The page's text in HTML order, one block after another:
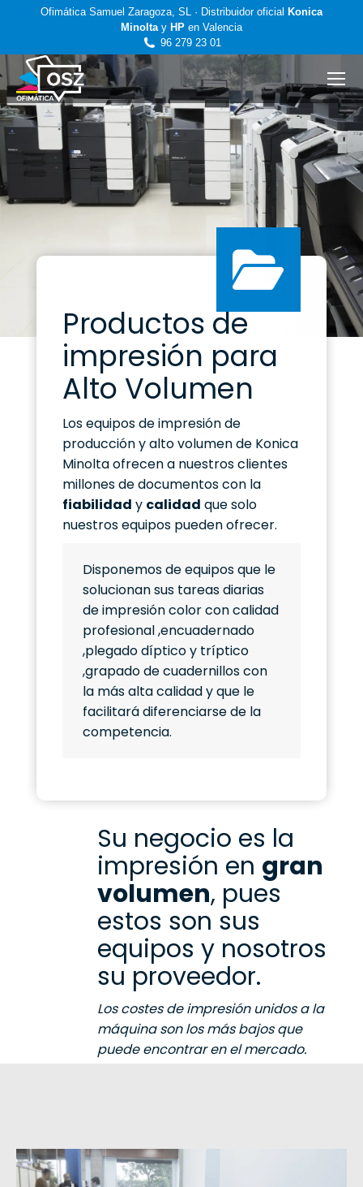
Ofimática Samuel Zaragoza, SL · Distribuidor oficial Konica
Minoltay HP en Valencia
96 279 23 01
Productos de
impresión para
Alto Volumen
Los equipos de impresión de
producción y alto volumen de Konica
Minolta ofrecen a nuestros clientes
millones de documentos con la
fiabilidad y calidad que solo
nuestros equipos pueden ofrecer.
Disponemos de equipos que le
solucionan sus tareas diarias
de impresión color con calidad
profesional ,encuadernado
,plegado díptico y tríptico
,grapado de cuadernillos con
la más alta calidad y que le
facilitará diferenciarse de la
competencia.
Su negocio es la
impresión en gran
volumen, pues
estos son sus
equipos y nosotros
su proveedor.
Los costes de impresión unidos a la
máquina son los más bajos que
puede encontrar en el mercado.